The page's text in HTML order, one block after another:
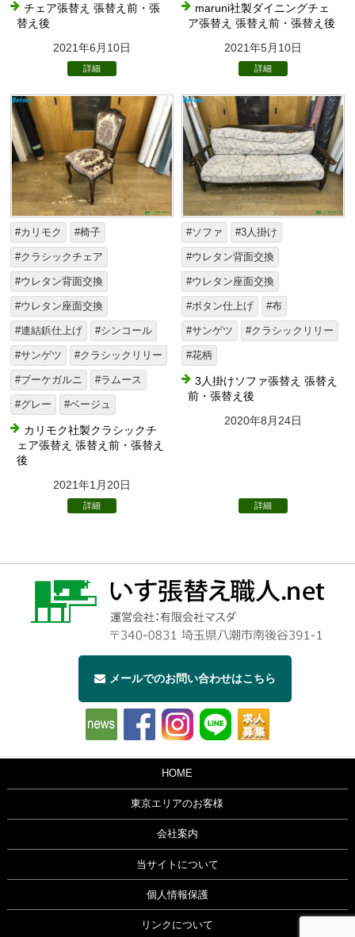
チェア張替え 張替え前・張
替え後
2021年6月10日
詳細
maruni社製ダイニングチェ
ア張替え 張替え前・張替え後
2021年5月10日
詳細
#カリモク #椅子
#クラシックチェア
#ウレタン背面交換
#ウレタン座面交換
#連結鋲仕上げ #シンコール
#サンゲツ #クラシックリリー
#ブーケガルニ #ラムース
#グレー #ベージュ
カリモク社製クラシックチ
ェア張替え 張替え前・張替え
後
2021年1月20日
詳細
#ソファ #3人掛け
#ウレタン背面交換
#ウレタン座面交換
#ボタン仕上げ #布
#サンゲツ #クラシックリリー
#花柄
3人掛けソファ張替え 張替え
前・張替え後
2020年8月24日
詳細
メールでのお問い合わせはこちら
HOME
東京エリアのお客様
会社案内
当サイトについて
個人情報保護
リンクについて